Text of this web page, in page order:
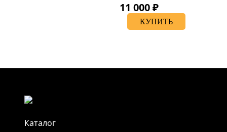
11 000 ₽
КУПИТЬ
Каталог